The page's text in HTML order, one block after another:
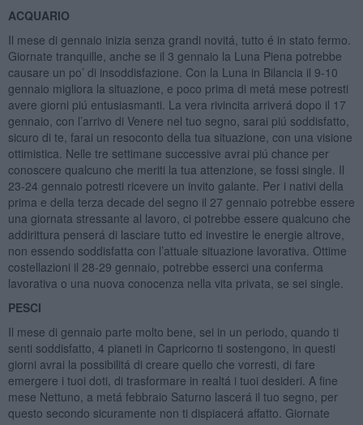
ACQUARIO
Il mese di gennaio inizia senza grandi novitá, tutto é in stato fermo.
Giornate tranquille, anche se il 3 gennaio la Luna Piena potrebbe
causare un po’ di insoddisfazione. Con la Luna in Bilancia il 9-10
gennaio migliora la situazione, e poco prima di metá mese potresti
avere giorni piú entusiasmanti. La vera rivincita arriverá dopo il 17
gennaio, con l’arrivo di Venere nel tuo segno, sarai piú soddisfatto,
sicuro di te, farai un resoconto della tua situazione, con una visione
ottimistica. Nelle tre settimane successive avrai piú chance per
conoscere qualcuno che meriti la tua attenzione, se fossi single. Il
23-24 gennaio potresti ricevere un invito galante. Per i nativi della
prima e della terza decade del segno il 27 gennaio potrebbe essere
una giornata stressante al lavoro, ci potrebbe essere qualcuno che
addirittura penserá di lasciare tutto ed investire le energie altrove,
non essendo soddisfatta con l’attuale situazione lavorativa. Ottime
costellazioni il 28-29 gennaio, potrebbe esserci una conferma
lavorativa o una nuova conocenza nella vita privata, se sei single.
PESCI
Il mese di gennaio parte molto bene, sei in un periodo, quando ti
senti soddisfatto, 4 pianeti in Capricorno ti sostengono, in questi
giorni avrai la possibilitá di creare quello che vorresti, di fare
emergere i tuoi doti, di trasformare in realtá i tuoi desideri. A fine
mese Nettuno, a metá febbraio Saturno lascerá il tuo segno, per
questo secondo sicuramente non ti dispiacerá affatto. Giornate